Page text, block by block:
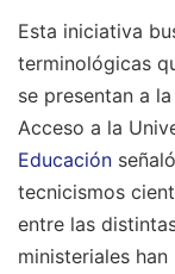
Esta iniciativa
terminológicas
se presentan a
Acceso a la
Educación
tecnicismos
entre las
ministeriales